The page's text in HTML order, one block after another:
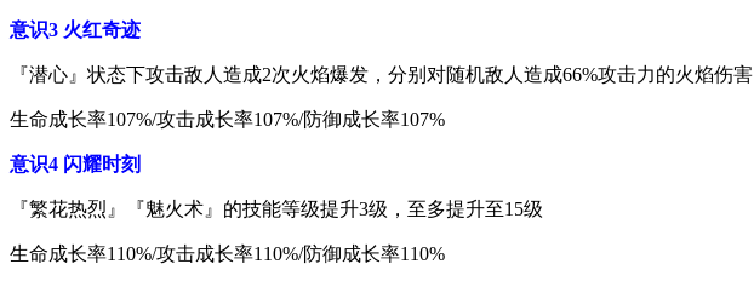
意识3 火红奇迹
『潜心』状态下攻击敌人造成2次火焰爆发，分别对随机敌人造成66%攻击力的火焰伤害
生命成长率107%/攻击成长率107%/防御成长率107%
意识4 闪耀时刻
『繁花热烈』『魅火术』的技能等级提升3级，至多提升至15级
生命成长率110%/攻击成长率110%/防御成长率110%